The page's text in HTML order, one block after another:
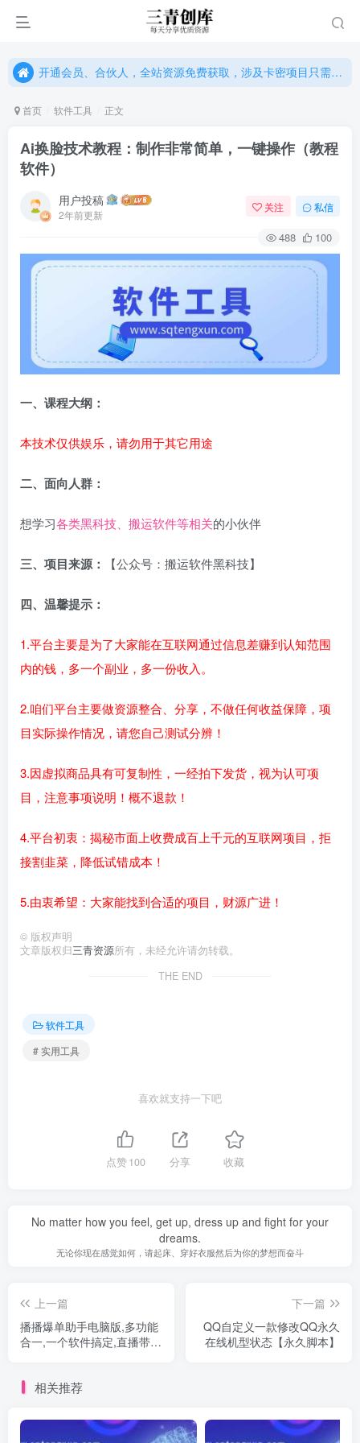
开通会员、合伙人，全站资源免费获取，涉及卡密项目只需单独购卡密（位置：网站右下悬浮按钮）
开通会员、合伙人，全站资源免费获取，涉及卡密项目只需单独购卡密（位置：网站右下悬浮按钮）
首页 软件工具 正文
Ai换脸技术教程：制作非常简单，一键操作（教程
软件）
用户投稿
2年前更新
关注 私信
488 100
一、课程大纲：
本技术仅供娱乐，请勿用于其它用途
二、面向人群：
想学习各类黑科技、搬运软件等相关的小伙伴
三、项目来源： 【公众号：搬运软件黑科技】
四、温馨提示：
1.平台主要是为了大家能在互联网通过信息差赚到认知范围
内的钱，多一个副业，多一份收入。
2.咱们平台主要做资源整合、分享，不做任何收益保障，项
目实际操作情况，请您自己测试分辨！
3.因虚拟商品具有可复制性，一经拍下发货，视为认可项
目，注意事项说明！概不退款！
4.平台初衷：揭秘市面上收费成百上千元的互联网项目，拒
接割韭菜，降低试错成本！
5.由衷希望：大家能找到合适的项目，财源广进！
© 版权声明
文章版权归三青资源所有，未经允许请勿转载。
THE END
软件工具
# 实用工具
喜欢就支持一下吧
点赞100 分享 收藏
No matter how you feel, get up, dress up and fight for your
dreams.
无论你现在感觉如何，请起床、穿好衣服然后为你的梦想而奋斗
上一篇
播播爆单助手电脑版,多功能
合一,一个软件搞定,直播带
下一篇
QQ自定义一款修改QQ永久
在线机型状态【永久脚本】
相关推荐